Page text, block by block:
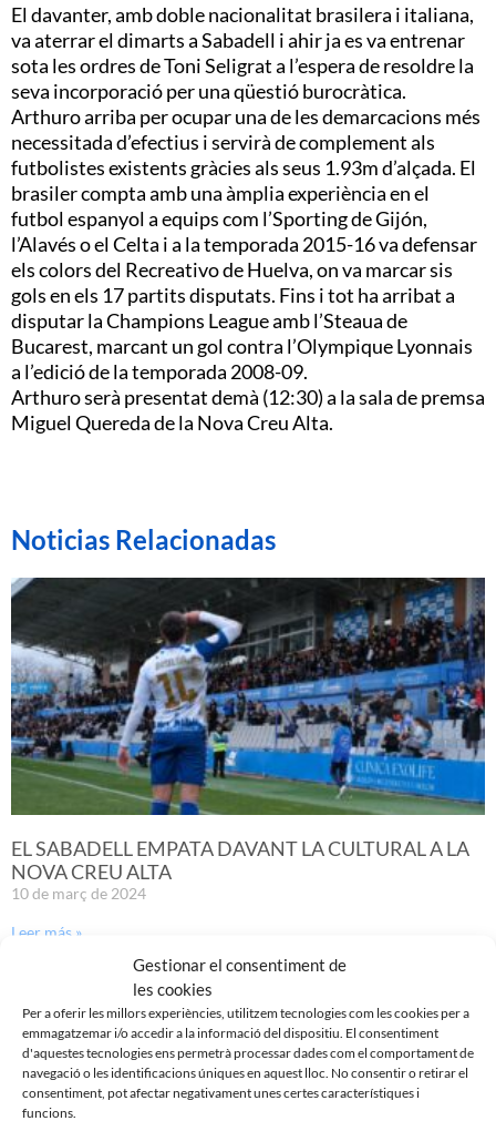
Gestionar el consentiment de
les cookies
Per a oferir les millors experiències, utilitzem tecnologies com les cookies per a
emmagatzemar i/o accedir a la informació del dispositiu. El consentiment
d'aquestes tecnologies ens permetrà processar dades com el comportament de
navegació o les identificacions úniques en aquest lloc. No consentir o retirar el
consentiment, pot afectar negativament unes certes característiques i
funcions.
El davanter, amb doble nacionalitat brasilera i italiana,
va aterrar el dimarts a Sabadell i ahir ja es va entrenar
sota les ordres de Toni Seligrat a l’espera de resoldre la
seva incorporació per una qüestió burocràtica.
Arthuro arriba per ocupar una de les demarcacions més
necessitada d’efectius i servirà de complement als
futbolistes existents gràcies als seus 1.93m d’alçada. El
brasiler compta amb una àmplia experiència en el
futbol espanyol a equips com l’Sporting de Gijón,
l’Alavés o el Celta i a la temporada 2015-16 va defensar
els colors del Recreativo de Huelva, on va marcar sis
gols en els 17 partits disputats. Fins i tot ha arribat a
disputar la Champions League amb l’Steaua de
Bucarest, marcant un gol contra l’Olympique Lyonnais
a l’edició de la temporada 2008-09.
Arthuro serà presentat demà (12:30) a la sala de premsa
Miguel Quereda de la Nova Creu Alta.
Noticias Relacionadas
EL SABADELL EMPATA DAVANT LA CULTURAL A LA
NOVA CREU ALTA
10 de març de 2024
Leer más »